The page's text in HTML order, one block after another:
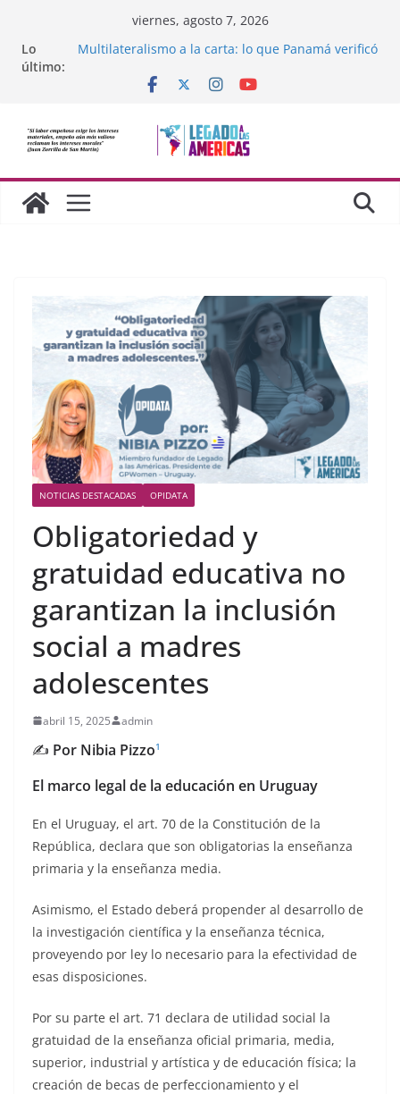
contenido
viernes, agosto 7, 2026
Lo
último:
Multilateralismo a la carta: lo que Panamá verificó
Compromiso de Legado a las Américas con la
Los avances de México frente al crimen
organizado y la cooperación soberana con
Estados Unidos
Adam Smith y la moral cristiana
¿Dos economías o dos dimensiones humanas?
NOTICIAS DESTACADAS OPIDATA
Obligatoriedad y
gratuidad educativa no
garantizan la inclusión
social a madres
adolescentes
abril 15, 2025 admin
✍️ Por Nibia Pizzo1
El marco legal de la educación en Uruguay
En el Uruguay, el art. 70 de la Constitución de la
República, declara que son obligatorias la enseñanza
primaria y la enseñanza media.
Asimismo, el Estado deberá propender al desarrollo de
la investigación científica y la enseñanza técnica,
proveyendo por ley lo necesario para la efectividad de
esas disposiciones.
Por su parte el art. 71 declara de utilidad social la
gratuidad de la enseñanza oficial primaria, media,
superior, industrial y artística y de educación física; la
creación de becas de perfeccionamiento y el